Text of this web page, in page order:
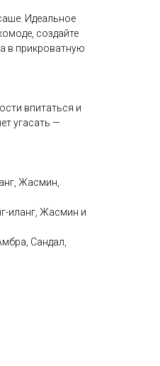
Идеальное
создайте
в прикроватную
впитаться и
угасать —
Жасмин,
иланг, Жасмин и
Сандал,